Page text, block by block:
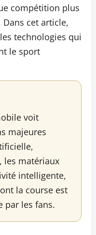
compétition plus
cet article,
technologies qui
le sport
voit
majeures
les matériaux
intelligente,
la course est
par les fans.